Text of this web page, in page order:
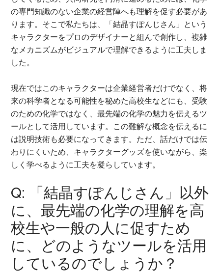
の専門知識のない企業の経営陣へも理解を促す必要があ
ります。そこで私たちは、「結晶すぽんじさん」という
キャラクターをプロのデザイナーと組んで創作し、複雑
なメカニズムがビジュアルで理解できるように工夫しま
した。
現在ではこのキャラクターは企業経営者だけでなく、将
来の科学者となる可能性を秘めた高校生などにも、受験
のための化学ではなく、最先端の化学の魅力を伝えるツ
ールとして活用しています。この難解な概念を伝えるに
は説明技術も必要になってきます。ただ、話だけでは伝
わりにくいため、キャラクターグッズを使いながら、楽
しく学べるように工夫を凝らしています。
Q: 「結晶すぽんじさん」以外
に、最先端の化学の理解を高
校生や一般の人に促すため
に、どのようなツールを活用
しているのでしょうか？